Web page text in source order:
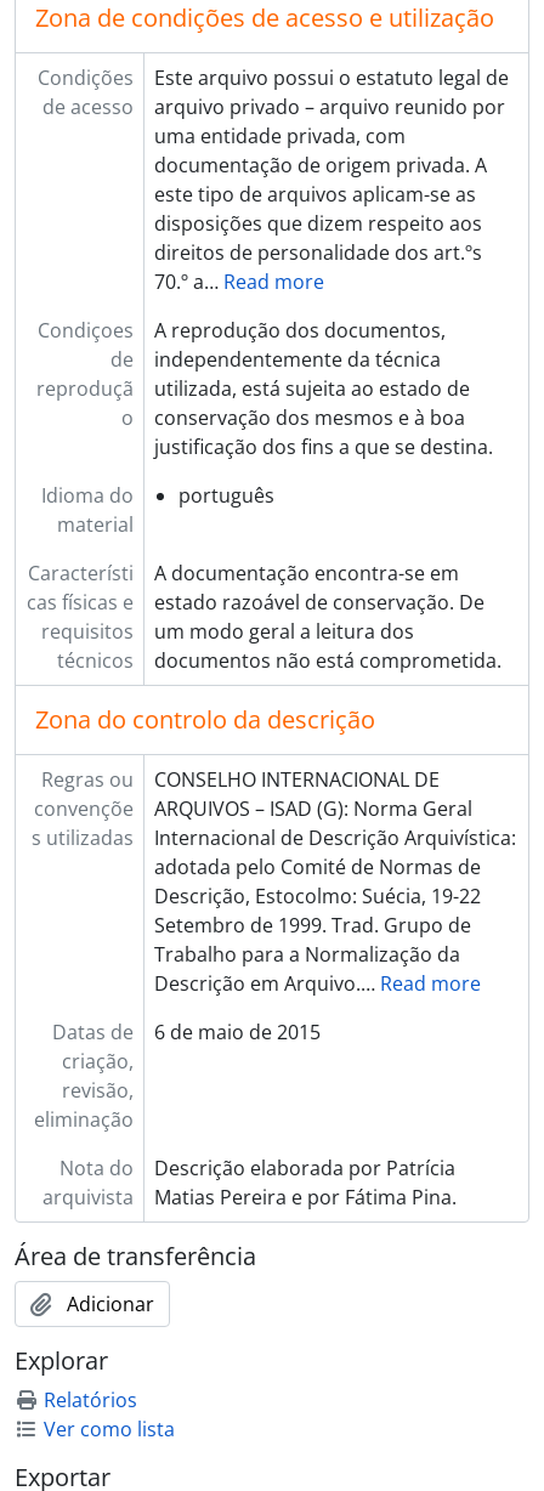
Zona de condições de acesso e utilização
Condições
de acesso
Este arquivo possui o estatuto legal de
arquivo privado – arquivo reunido por
uma entidade privada, com
documentação de origem privada. A
este tipo de arquivos aplicam-se as
disposições que dizem respeito aos
direitos de personalidade dos art.ºs
70.º a… Read more
Condiçoes
de
reproduçã
o
A reprodução dos documentos,
independentemente da técnica
utilizada, está sujeita ao estado de
conservação dos mesmos e à boa
justificação dos fins a que se destina.
Idioma do
material
português
Característi
cas físicas e
requisitos
técnicos
A documentação encontra-se em
estado razoável de conservação. De
um modo geral a leitura dos
documentos não está comprometida.
Zona do controlo da descrição
Regras ou
convençõe
s utilizadas
CONSELHO INTERNACIONAL DE
ARQUIVOS – ISAD (G): Norma Geral
Internacional de Descrição Arquivística:
adotada pelo Comité de Normas de
Descrição, Estocolmo: Suécia, 19-22
Setembro de 1999. Trad. Grupo de
Trabalho para a Normalização da
Descrição em Arquivo.… Read more
Datas de
criação,
revisão,
eliminação
6 de maio de 2015
Nota do
arquivista
Descrição elaborada por Patrícia
Matias Pereira e por Fátima Pina.
Área de transferência
Adicionar
Explorar
Relatórios
Ver como lista
Exportar